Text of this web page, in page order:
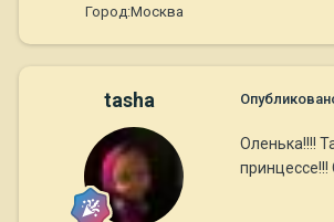
Город:Москва
tasha
Оленька!!!!